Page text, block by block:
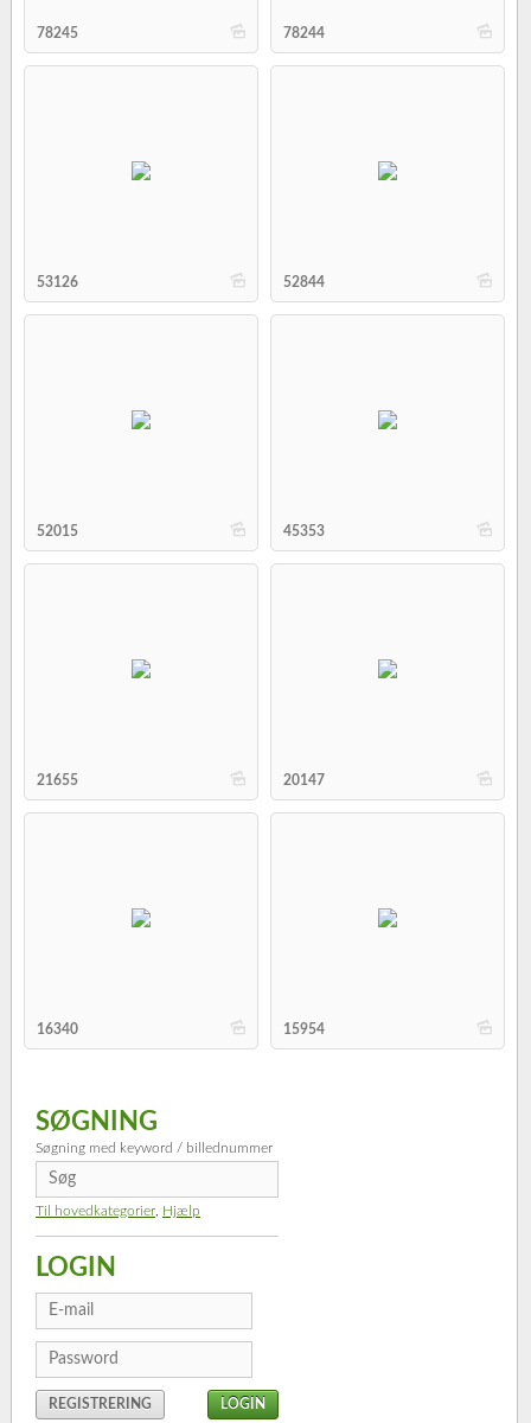
b
78245 b
78244
b
53126 b
52844
b
52015 b
45353
b
21655 b
20147
b
16340 b
15954
SØGNING
Søgning med keyword / billednummer
Til hovedkategorier Hjælp
LOGIN
REGISTRERING